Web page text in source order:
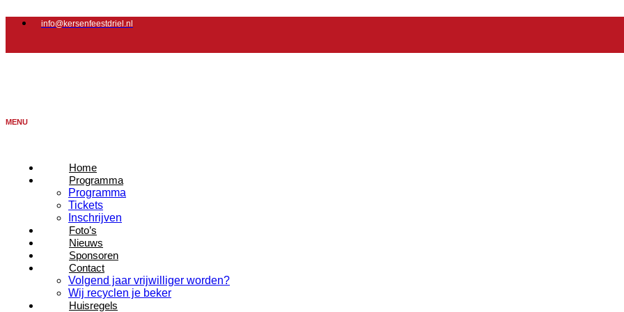
naar
info@kersenfeestdriel.nl
MENU
Home
Programma
Programma
Tickets
Inschrijven
Foto’s
Nieuws
Sponsoren
Contact
Volgend jaar vrijwilliger worden?
Wij recyclen je beker
Huisregels